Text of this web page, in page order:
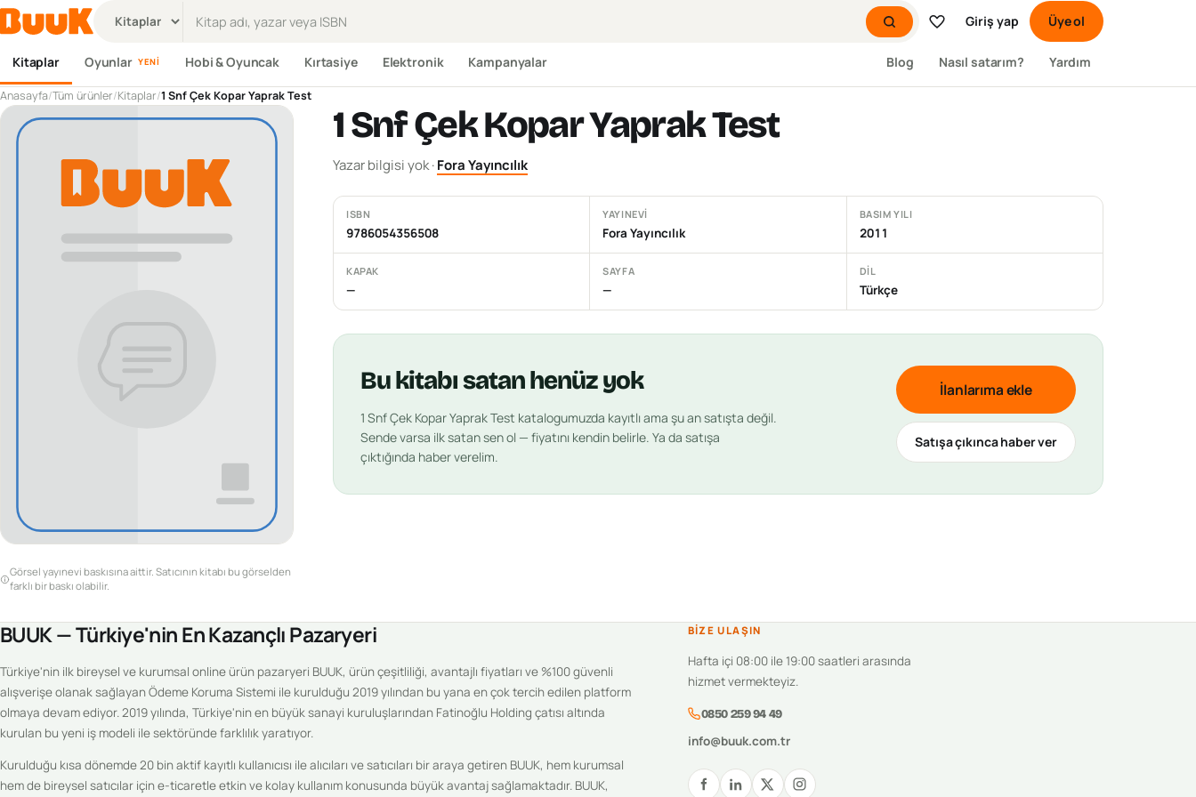
Giriş yap Üye ol
Kitaplar Oyunlar YENI Hobi & Oyuncak Kırtasiye Elektronik Kampanyalar Blog Nasıl satarım? Yardım
Anasayfa/Tüm ürünler/Kitaplar/1 Snf Çek Kopar Yaprak Test
Görsel yayınevi baskısına aittir. Satıcının kitabı bu görselden
farklı bir baskı olabilir.
1 Snf Çek Kopar Yaprak Test
Yazar bilgisi yok·Fora Yayıncılık
ISBN
9786054356508
YAYINEVI
Fora Yayıncılık
BASIM YILI
2011
KAPAK
—
SAYFA
—
DIL
Türkçe
Bukitabısatan henüz yok
1 Snf Çek Kopar Yaprak Test katalogumuzda kayıtlı ama şu an satışta değil.
Sende varsa ilk satan sen ol — fiyatını kendin belirle. Ya da satışa
çıktığında haber verelim.
İlanlarıma ekle
Satışa çıkınca haber ver
BUUK — Türkiye'nin En Kazançlı Pazaryeri
Türkiye'nin ilk bireysel ve kurumsal online ürün pazaryeri BUUK, ürün çeşitliliği, avantajlı fiyatları ve %100 güvenli
alışverişe olanak sağlayan Ödeme Koruma Sistemi ile kurulduğu 2019 yılından bu yana en çok tercih edilen platform
olmaya devam ediyor. 2019 yılında, Türkiye'nin en büyük sanayi kuruluşlarından Fatinoğlu Holding çatısı altında
kurulan bu yeni iş modeli ile sektöründe farklılık yaratıyor.
Kurulduğu kısa dönemde 20 bin aktif kayıtlı kullanıcısı ile alıcıları ve satıcıları bir araya getiren BUUK, hem kurumsal
hem de bireysel satıcılar için e-ticaretle etkin ve kolay kullanım konusunda büyük avantaj sağlamaktadır. BUUK,
BIZE ULAŞIN
Hafta içi 08:00 ile 19:00 saatleri arasında
hizmet vermekteyiz.
0850 259 94 49
info@buuk.com.tr